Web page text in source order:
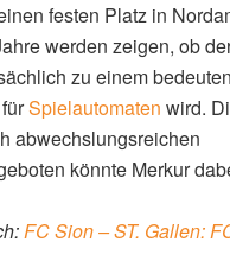
festen Platz in
werden zeigen, ob
zu einem
Spielautomaten wird.
abwechslungsreichen
könnte Merkur
FC Sion – ST. Gallen: